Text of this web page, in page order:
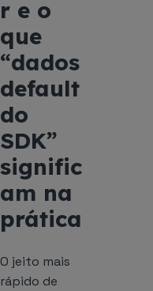
r e o
que
“dados
default
do
SDK”
signific
am na
prática
O jeito mais
rápido de